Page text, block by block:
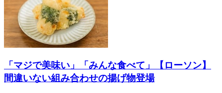
「マジで美味い」「みんな食べて」【ローソン】
間違いない組み合わせの揚げ物登場